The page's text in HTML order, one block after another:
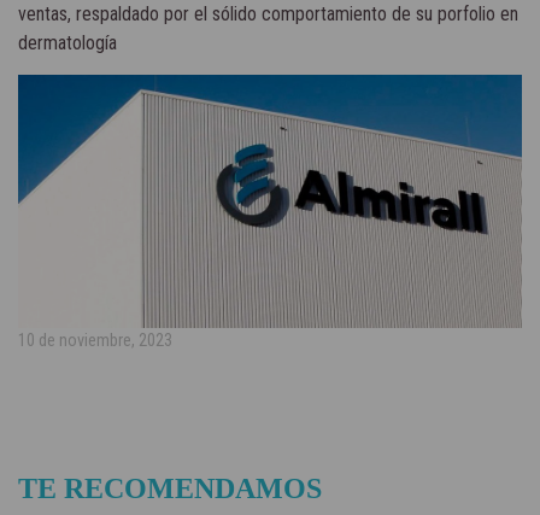
ventas, respaldado por el sólido comportamiento de su porfolio en
dermatología
10 de noviembre, 2023
TE RECOMENDAMOS